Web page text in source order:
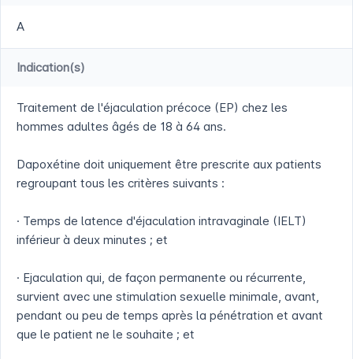
A
Indication(s)
Traitement de l'éjaculation précoce (EP) chez les
hommes adultes âgés de 18 à 64 ans.
Dapoxétine doit uniquement être prescrite aux patients
regroupant tous les critères suivants :
· Temps de latence d'éjaculation intravaginale (IELT)
inférieur à deux minutes ; et
· Ejaculation qui, de façon permanente ou récurrente,
survient avec une stimulation sexuelle minimale, avant,
pendant ou peu de temps après la pénétration et avant
que le patient ne le souhaite ; et